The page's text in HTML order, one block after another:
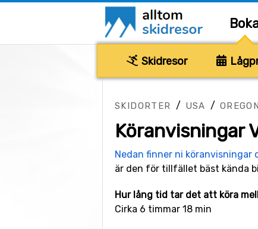
Skidresor
SKIDORTER / USA / OREGON
Köranvisningar
Nedan finner ni köranvisningar
är den för tillfället bäst kända
Hur lång tid tar det att köra
Cirka 6 timmar 18 min